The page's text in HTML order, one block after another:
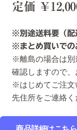
定価 ￥
※別途送料要（配
※まとめ買いでの
※離島の場合は別
確認しますので、
※はじめてご注文
先住所をご連絡